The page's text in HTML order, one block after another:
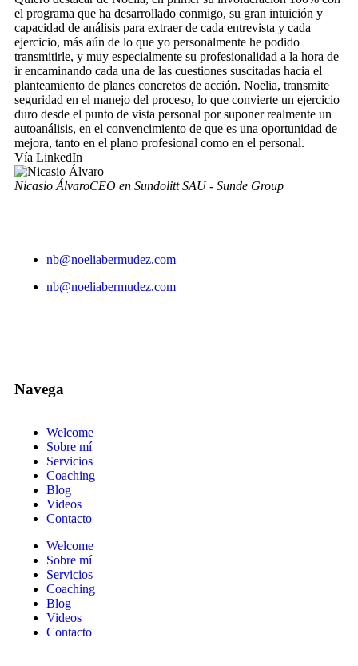
el programa que ha desarrollado conmigo, su gran intuición y
capacidad de análisis para extraer de cada entrevista y cada
ejercicio, más aún de lo que yo personalmente he podido
transmitirle, y muy especialmente su profesionalidad a la hora de
ir encaminando cada una de las cuestiones suscitadas hacia el
planteamiento de planes concretos de acción. Noelia, transmite
seguridad en el manejo del proceso, lo que convierte un ejercicio
duro desde el punto de vista personal por suponer realmente un
autoanálisis, en el convencimiento de que es una oportunidad de
mejora, tanto en el plano profesional como en el personal.
Vía LinkedIn
Nicasio ÁlvaroCEO en Sundolitt SAU - Sunde Group
nb@noeliabermudez.com
nb@noeliabermudez.com
Navega
Welcome
Sobre mí
Servicios
Coaching
Blog
Videos
Contacto
Welcome
Sobre mí
Servicios
Coaching
Blog
Videos
Contacto